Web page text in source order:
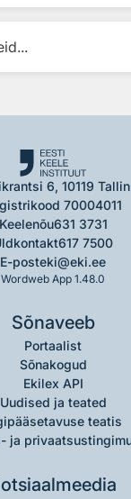
6, 10119
70004011
Keelenõu631 3731
617 7500
E-posteki@eki.ee
Wordweb App 1.48.0
Sõnaveeb
Portaalist
Sõnakogud
Ekilex API
Uudised ja teated
teatis
ja